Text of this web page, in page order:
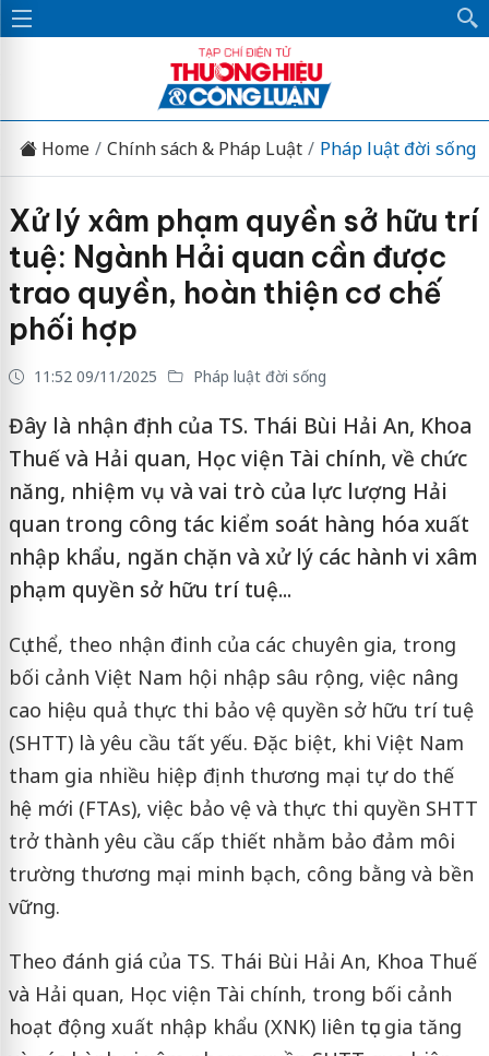
Home Chính sách & Pháp Luật Pháp luật đời sống
Xử lý xâm phạm quyền sở hữu trí
tuệ: Ngành Hải quan cần được
trao quyền, hoàn thiện cơ chế
phối hợp
11:52 09/11/2025 Pháp luật đời sống
Đây là nhận định của TS. Thái Bùi Hải An, Khoa
Thuế và Hải quan, Học viện Tài chính, về chức
năng, nhiệm vụ và vai trò của lực lượng Hải
quan trong công tác kiểm soát hàng hóa xuất
nhập khẩu, ngăn chặn và xử lý các hành vi xâm
phạm quyền sở hữu trí tuệ...
Cụ thể, theo nhận đinh của các chuyên gia, trong
bối cảnh Việt Nam hội nhập sâu rộng, việc nâng
cao hiệu quả thực thi bảo vệ quyền sở hữu trí tuệ
(SHTT) là yêu cầu tất yếu. Đặc biệt, khi Việt Nam
tham gia nhiều hiệp định thương mại tự do thế
hệ mới (FTAs), việc bảo vệ và thực thi quyền SHTT
trở thành yêu cầu cấp thiết nhằm bảo đảm môi
trường thương mại minh bạch, công bằng và bền
vững.
Theo đánh giá của TS. Thái Bùi Hải An, Khoa Thuế
và Hải quan, Học viện Tài chính, trong bối cảnh
hoạt động xuất nhập khẩu (XNK) liên tục gia tăng